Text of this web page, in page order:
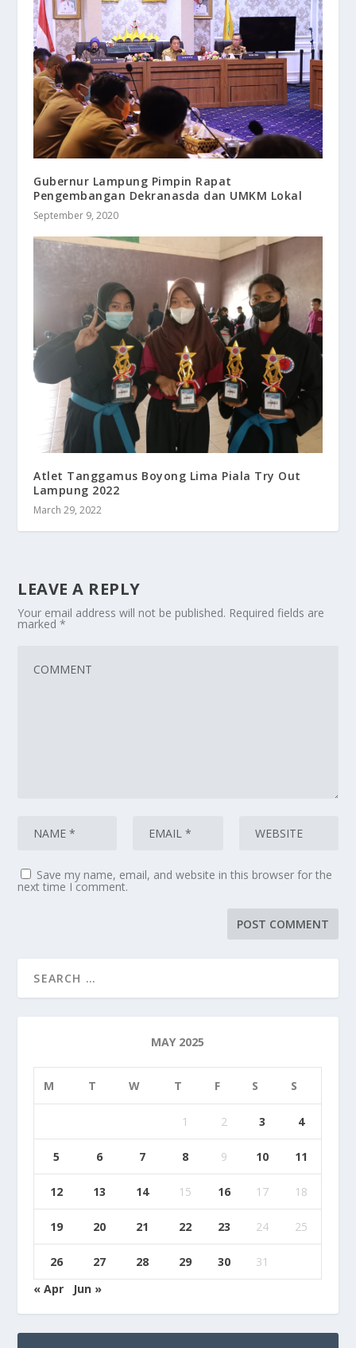
Gubernur Lampung Pimpin Rapat
Pengembangan Dekranasda dan UMKM Lokal
September 9, 2020
Atlet Tanggamus Boyong Lima Piala Try Out
Lampung 2022
March 29, 2022
LEAVE A REPLY
Your email address will not be published. Required fields are
marked*
Save my name, email, and website in this browser for the
next time I comment.
MAY 2025
M T W T F S S
1 2 3 4
5 6 7 8 9 10 11
12 13 14 15 16 17 18
19 20 21 22 23 24 25
26 27 28 29 30
31
« Apr
Jun »